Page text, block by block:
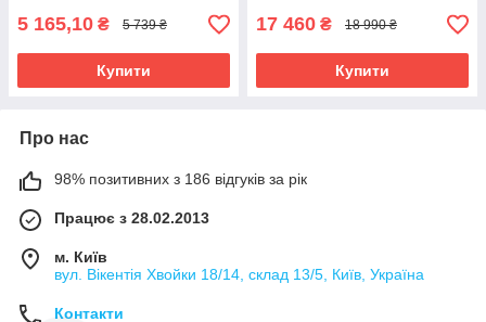
5 165,10 ₴ 5 739 ₴
Купити
17 460 ₴ 18 990 ₴
Купити
Про нас
98% позитивних з 186 відгуків за рік
Працює з 28.02.2013
м. Київ
вул. Вікентія Хвойки 18/14, склад 13/5, Київ, Україна
Контакти